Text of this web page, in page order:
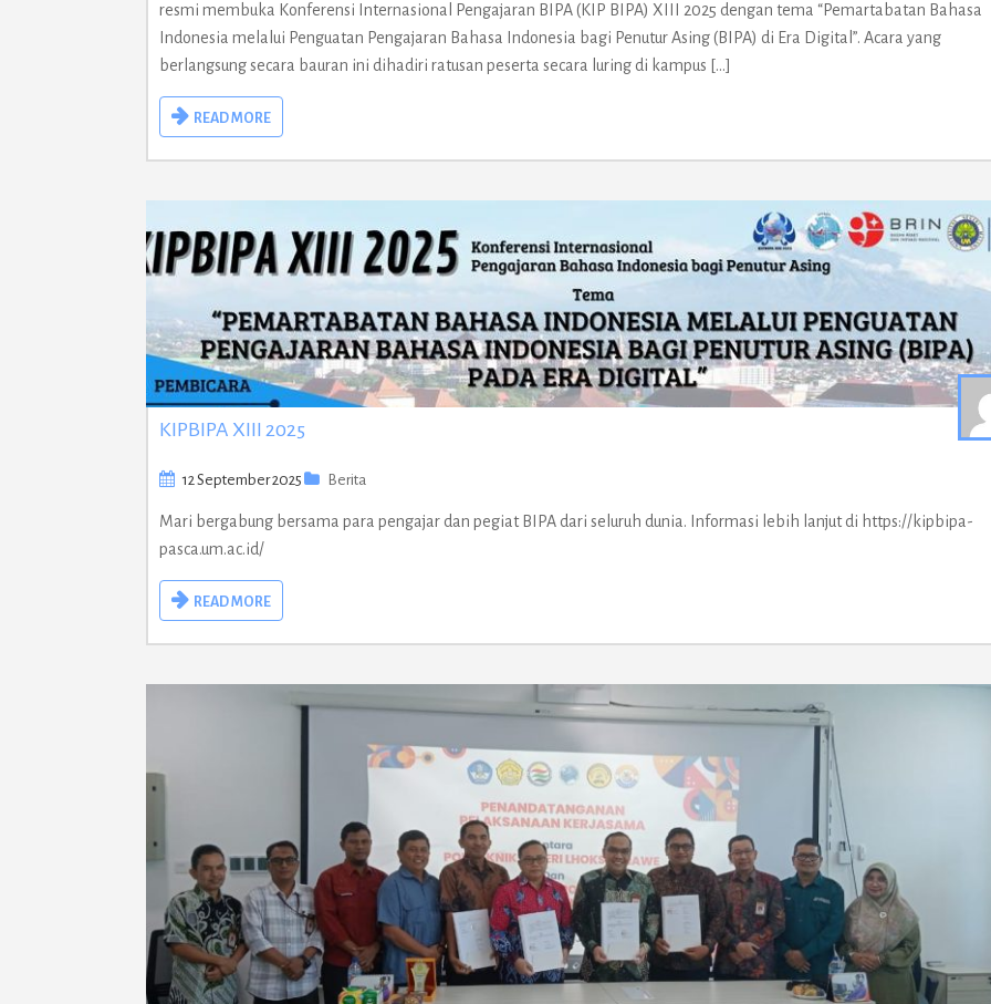
resmi membuka Konferensi Internasional Pengajaran BIPA (KIP BIPA) XIII 2025 dengan tema “Pemartabatan Bahasa
Indonesia melalui Penguatan Pengajaran Bahasa Indonesia bagi Penutur Asing (BIPA) di Era Digital”. Acara yang
berlangsung secara bauran ini dihadiri ratusan peserta secara luring di kampus […]
READ MORE
KIPBIPA XIII 2025
12 September 2025 Berita
Mari bergabung bersama para pengajar dan pegiat BIPA dari seluruh dunia. Informasi lebih lanjut di https://kipbipa-
pasca.um.ac.id/
READ MORE